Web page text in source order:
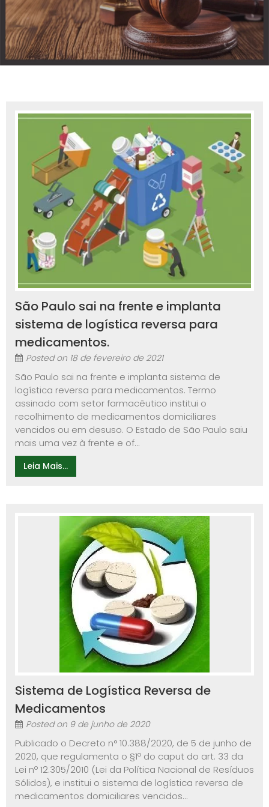
São Paulo sai na frente e implanta
sistema de logística reversa para
medicamentos.
Posted on 18 de fevereiro de 2021
São Paulo sai na frente e implanta sistema de
logística reversa para medicamentos. Termo
assinado com setor farmacêutico institui o
recolhimento de medicamentos domiciliares
vencidos ou em desuso. O Estado de São Paulo saiu
mais uma vez à frente e of...
Leia Mais...
Sistema de Logística Reversa de
Medicamentos
Posted on 9 de junho de 2020
Publicado o Decreto n° 10.388/2020, de 5 de junho de
2020, que regulamenta o §1º do caput do art. 33 da
Lei nº 12.305/2010 (Lei da Política Nacional de Resíduos
Sólidos), e institui o sistema de logística reversa de
medicamentos domiciliares vencidos...